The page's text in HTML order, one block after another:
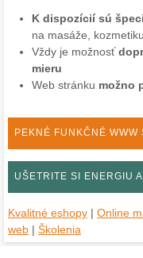
K dispozícií sú
na masáže,
Vždy je možnosť
mieru
Web stránku možno
PEKNÉ FUNKČNÉ
UŠETRITE SI ENERGIU
Kvalitné eshopy | Online
web | Školenia